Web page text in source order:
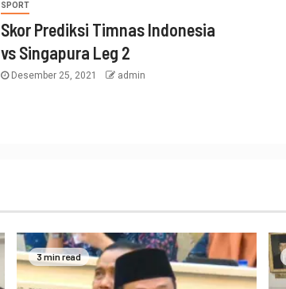
SPORT
Skor Prediksi Timnas Indonesia
vs Singapura Leg 2
Desember 25, 2021 admin
3 min read